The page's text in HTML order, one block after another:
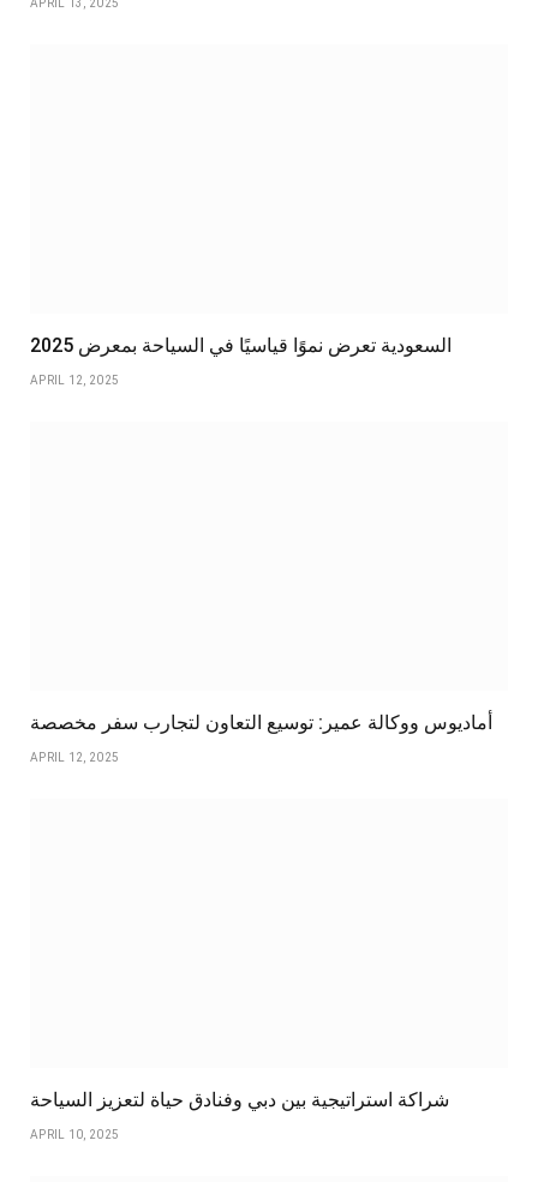
APRIL 13, 2025
السعودية تعرض نموًا قياسيًا في السياحة بمعرض 2025
APRIL 12, 2025
أماديوس ووكالة عمير: توسيع التعاون لتجارب سفر مخصصة
APRIL 12, 2025
شراكة استراتيجية بين دبي وفنادق حياة لتعزيز السياحة
APRIL 10, 2025